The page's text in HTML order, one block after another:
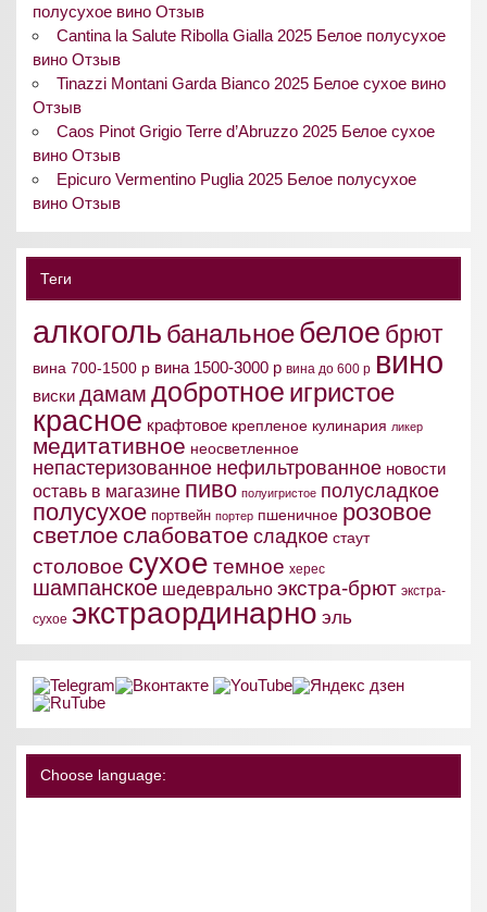
полусухое вино Отзыв
Cantina la Salute Ribolla Gialla 2025 Белое полусухое
вино Отзыв
Tinazzi Montani Garda Bianco 2025 Белое сухое вино
Отзыв
Caos Pinot Grigio Terre d’Abruzzo 2025 Белое сухое
вино Отзыв
Epicuro Vermentino Puglia 2025 Белое полусухое
вино Отзыв
Теги
алкоголь банальноебелое брют
вина 700-1500 р вина 1500-3000 р вина до 600 р вино
виски дамам добротное игристое
красное крафтовое крепленое кулинария ликер
медитативное неосветленное
непастеризованное нефильтрованное новости
оставь в магазине пиво полуигристое полусладкое
полусухое портвейн портер пшеничное розовое
светлое слабоватое сладкое стаут
столовое сухое темное херес
шампанское шедеврально экстра-брют экстра-
сухое экстраординарно эль
Choose language: